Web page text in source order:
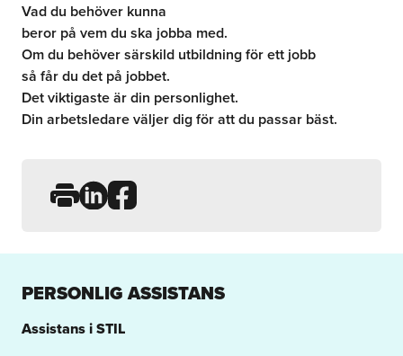
Vad du behöver kunna
beror på vem du ska jobba med.
Om du behöver särskild utbildning för ett jobb
så får du det på jobbet.
Det viktigaste är din personlighet.
Din arbetsledare väljer dig för att du passar bäst.
Dela sidan på LinkedIn
Dela sidan på Facebook
PERSONLIG ASSISTANS
Assistans i STIL